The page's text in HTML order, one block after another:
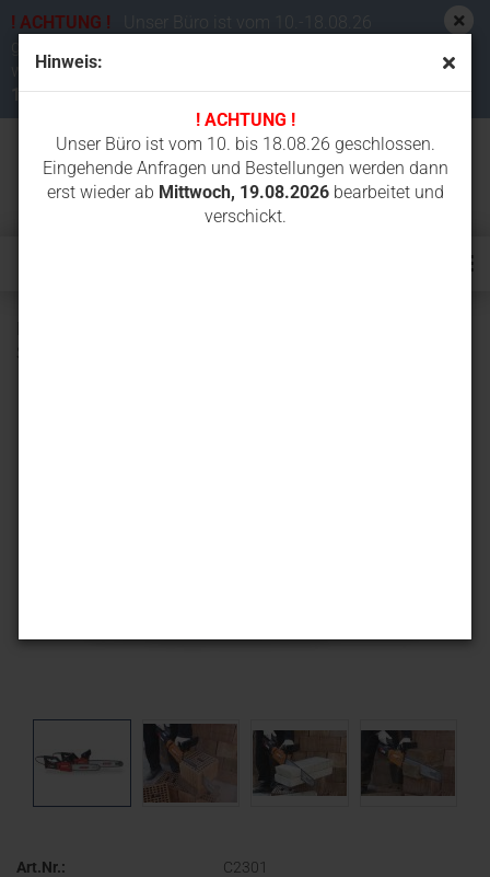
Hinweis:
! ACHTUNG !
Unser Büro ist vom 10. bis 18.08.26 geschlossen.
Eingehende Anfragen und Bestellungen werden dann
erst wieder ab Mittwoch, 19.08.2026bearbeitet und
verschickt.
! ACHTUNG !
Unser Büro ist vom 10.-18.08.26
werden dann erst wieder ab
19.08.2026bearbeitet und verschickt.
Art.Nr.:
C2301